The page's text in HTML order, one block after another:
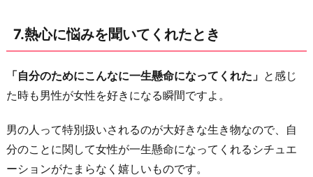
7.熱心に悩みを聞いてくれたとき
「自分のためにこんなに一生懸命になってくれた」 と感じ
た時も男性が女性を好きになる瞬間ですよ。
男の人って特別扱いされるのが大好きな生き物なので、自
分のことに関して女性が一生懸命になってくれるシチュエ
ーションがたまらなく嬉しいものです。